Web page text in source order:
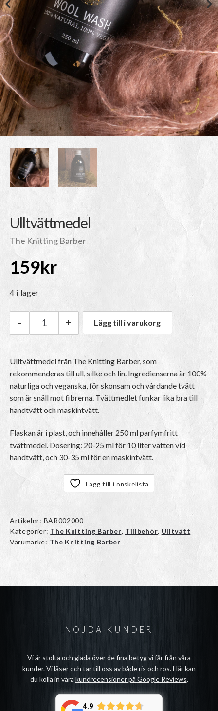
Ulltvättmedel
The Knitting Barber
159kr
4 i lager
The Knitting Barber Ulltvättmedel mängd
- + Lägg till i varukorg
Ulltvättmedel från The Knitting Barber, som
rekommenderas till ull, silke och lin. Ingredienserna är 100%
naturliga och veganska, för skonsam och vårdande tvätt
som är snäll mot fibrerna. Tvättmedlet funkar lika bra till
handtvätt och maskintvätt.
Flaskan är i plast, och innehåller 250 ml parfymfritt
tvättmedel. Dosering: 20-25 ml för 10 liter vatten vid
handtvätt, och 30-35 ml för en maskintvätt.
Lägg till i önskelista
Artikelnr: BAR002000
Kategorier: The Knitting Barber, Tillbehör, Ulltvätt
Varumärke: The Knitting Barber
NÖJDA KUNDER
Vi är stolta och glada över de fina betyg vi får från våra
kunder. Vi läser och tar till oss av både ris och ros. Här kan
du kolla in våra kundrecensioner på Google Reviews.
4.9